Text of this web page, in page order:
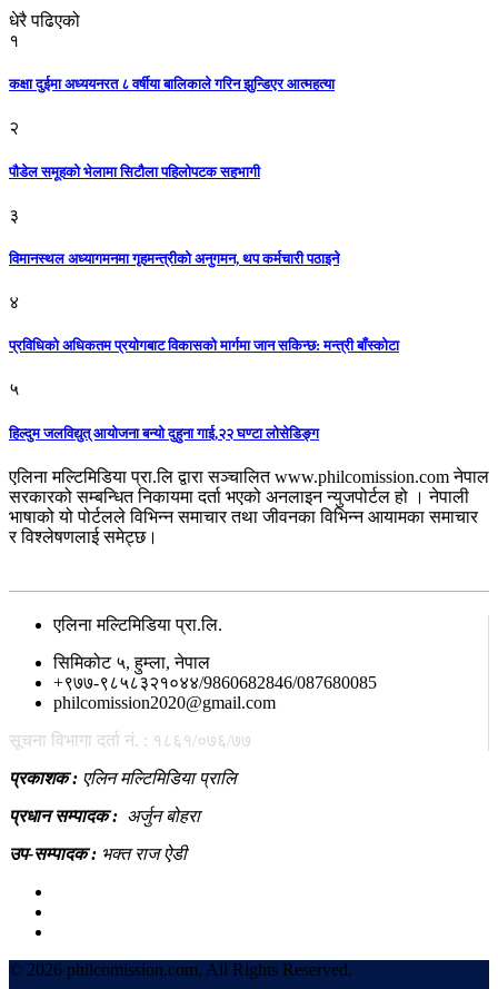
धेरै पढिएको
१
कक्षा दुईमा अध्ययनरत ८ वर्षीया बालिकाले गरिन झुन्डिएर आत्महत्या
२
पौडेल समूहको भेलामा सिटौला पहिलोपटक सहभागी
३
विमानस्थल अध्यागमनमा गृहमन्त्रीको अनुगमन, थप कर्मचारी पठाइने
४
प्रविधिको अधिकतम प्रयोगबाट विकासको मार्गमा जान सकिन्छ: मन्त्री बाँस्कोटा
५
हिल्दुम जलविद्युत् आयोजना बन्यो दुहुना गाई,२२ घण्टा लोसेडिङ्ग
एलिना मल्टिमिडिया प्रा.लि द्वारा सञ्चालित www.philcomission.com नेपाल
सरकारको सम्बन्धित निकायमा दर्ता भएको अनलाइन न्युजपोर्टल हो । नेपाली
भाषाको यो पोर्टलले विभिन्न समाचार तथा जीवनका विभिन्न आयामका समाचार
र विश्लेषणलाई समेट्छ।
एलिना मल्टिमिडिया प्रा.लि.
सिमिकोट ५, हुम्ला, नेपाल
+९७७-९८५८३२१०४४/9860682846/087680085
philcomission2020@gmail.com
सूचना विभागा दर्ता नं. : १८६१/०७६/७७
प्रकाशक : एलिन मल्टिमिडिया प्रालि
प्रधान सम्पादक : अर्जुन बोहरा
उप-सम्पादक : भक्त राज ऐडी
© 2026 philcomission.com, All Rights Reserved.